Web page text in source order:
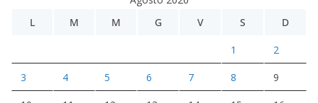
L
M M G V S D
1 2
3 4 5 6 7 8 9